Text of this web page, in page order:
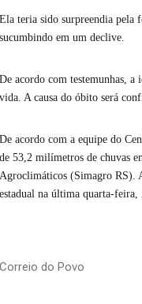
Ela teria sido surpreendia pela
sucumbindo em um declive.
De acordo com testemunhas,
vida. A causa do óbito será
De acordo com a equipe do
de 53,2 milímetros de chuvas
Agroclimáticos (Simagro RS).
estadual na última quarta-feira,
Correio do Povo